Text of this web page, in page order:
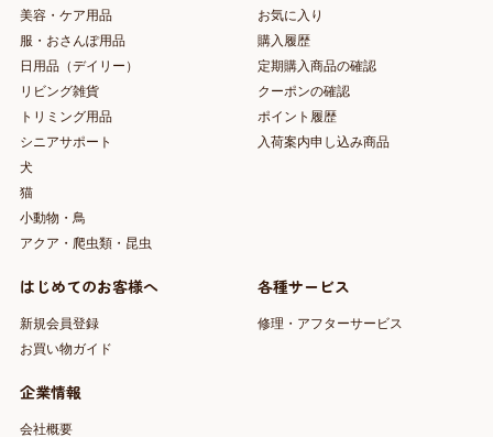
美容・ケア用品
服・おさんぽ用品
日用品（デイリー）
リビング雑貨
トリミング用品
シニアサポート
犬
猫
小動物・鳥
アクア・爬虫類・昆虫
お気に入り
購入履歴
定期購入商品の確認
クーポンの確認
ポイント履歴
入荷案内申し込み商品
はじめてのお客様へ
新規会員登録
お買い物ガイド
各種サービス
修理・アフターサービス
企業情報
会社概要